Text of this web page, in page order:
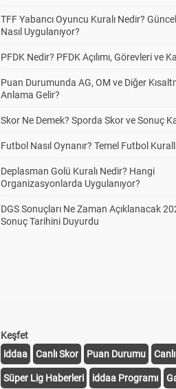
TFF Yabancı Oyuncu Kuralı Nedir?
Nasıl Uygulanıyor?
PFDK Nedir? PFDK Açılımı, Görevleri ve
Puan Durumunda AG, OM ve Diğer
Anlama Gelir?
Skor Ne Demek? Sporda Skor ve Sonuç
Futbol Nasıl Oynanır? Temel Futbol
Deplasman Golü Kuralı Nedir? Hangi
Organizasyonlarda Uygulanıyor?
DGS Sonuçları Ne Zaman Açıklanacak
Sonuç Tarihini Duyurdu
Keşfet
iddaa
Canlı Skor Puan Durumu
Süper Lig Haberleri iddaa Programı